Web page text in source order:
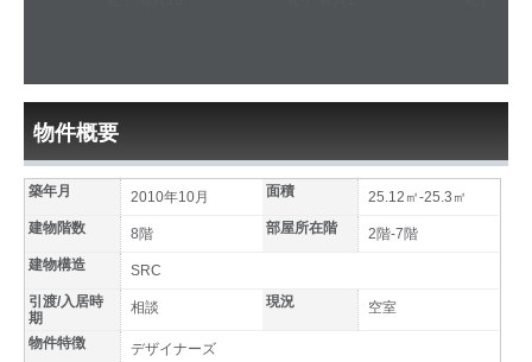
物件概要
築年月 2010年10月 面積
25.12㎡-25.3㎡
建物階数
8階 部屋所在階
2階-7階
建物構造
SRC
引渡/入居時
期
相談 現況 空室
物件特徴
デザイナーズ